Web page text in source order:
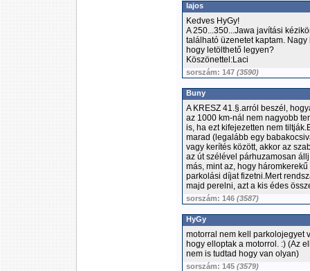
lajos
Kedves HyGy!
A 250...350...Jawa javítási
található üzenetet kaptam.
hogy letölthető legyen?
Köszönettel:Laci
sorszám: 147 (3590)
Buny
A KRESZ 41.§.arról beszél,
az 1000 km-nál nem nagyobb
is, ha ezt kifejezetten nem
marad (legalább egy
vagy kerítés között, akkor az
az út szélével párhuzamosan
más, mint az, hogy
parkolási díjat fizetni.Mert
majd perelni, azt a kis édes
sorszám: 146 (3587)
HyGy
motorral nem kell parkolojegyet
hogy elloptak a motorrol. :) (Az
nem is tudtad hogy van olyan)
sorszám: 145 (3579)